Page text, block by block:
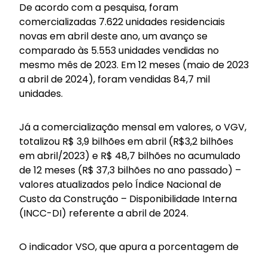
De acordo com a pesquisa, foram
comercializadas 7.622 unidades residenciais
novas em abril deste ano, um avanço se
comparado às 5.553 unidades vendidas no
mesmo mês de 2023. Em 12 meses (maio de 2023
a abril de 2024), foram vendidas 84,7 mil
unidades.
Já a comercialização mensal em valores, o VGV,
totalizou R$ 3,9 bilhões em abril (R$3,2 bilhões
em abril/2023) e R$ 48,7 bilhões no acumulado
de 12 meses (R$ 37,3 bilhões no ano passado) –
valores atualizados pelo Índice Nacional de
Custo da Construção – Disponibilidade Interna
(INCC-DI) referente a abril de 2024.
O indicador VSO, que apura a porcentagem de